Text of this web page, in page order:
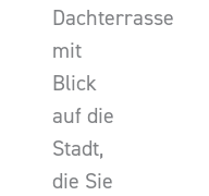
Dachterrasse
mit
Blick
auf die
Stadt,
die Sie